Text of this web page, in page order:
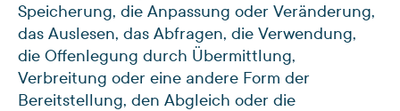
Speicherung, die Anpassung oder Veränderung,
das Auslesen, das Abfragen, die Verwendung,
die Offenlegung durch Übermittlung,
Verbreitung oder eine andere Form der
Bereitstellung, den Abgleich oder die